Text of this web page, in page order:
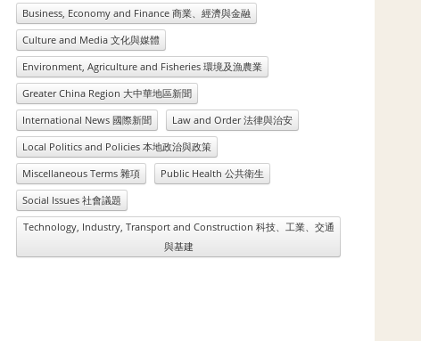
Business, Economy and Finance 商業、經濟與金融
Culture and Media 文化與媒體
Environment, Agriculture and Fisheries 環境及漁農業
Greater China Region 大中華地區新聞
International News 國際新聞
Law and Order 法律與治安
Local Politics and Policies 本地政治與政策
Miscellaneous Terms 雜項
Public Health 公共衛生
Social Issues 社會議題
Technology, Industry, Transport and Construction 科技、工業、交通
與基建